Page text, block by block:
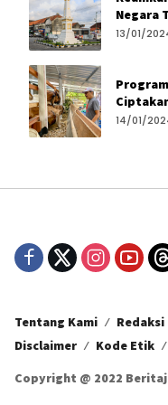
Negara
13/01/
14/01/
Tentang Kami Redaksi
Disclaimer
Kode Etik
Copyright @ 2022